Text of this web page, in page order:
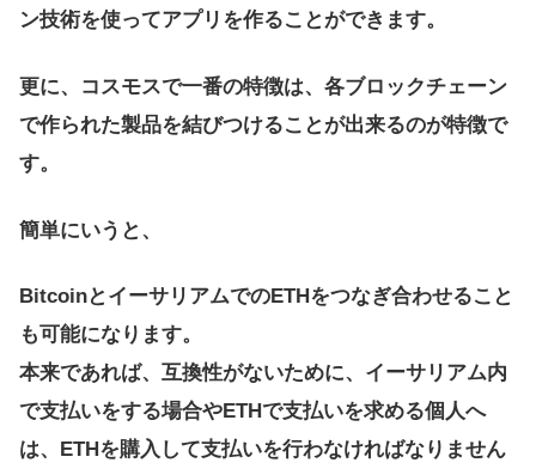
ン技術を使ってアプリを作ることができます。
更に、コスモスで一番の特徴は、各ブロックチェーン
で作られた製品を結びつけることが出来るのが特徴で
す。
簡単にいうと、
BitcoinとイーサリアムでのETHをつなぎ合わせること
も可能になります。
本来であれば、互換性がないために、イーサリアム内
で支払いをする場合やETHで支払いを求める個人へ
は、ETHを購入して支払いを行わなければなりません